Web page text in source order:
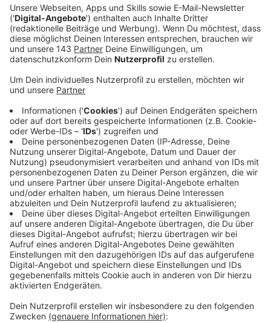
Anzeige
veröffentlicht Post Malone ein Cover von dem Hootie
& The Blowfish Hit zum 25-jährigen Jubiläum des
Pokémon Franchise. Post Malones Debütalbum
„Stoney“ setzte mit 77 Wochen den Rekord für die
meisten Wochen in den US Billboard Top R&B/Hip-Hop
Albums Charts. Die Hit-Single „Congratulations“ ist in
den USA mit Diamant zertifiziert. Post Malone wurde
bislang mit drei American Music Awards, zehn Billboard
Music Awards und einen MTV Video Music Awards
ausgezeichnet und zudem für sechs Grammys
nominiert.
Anzeige
Wir benötigen Ihre